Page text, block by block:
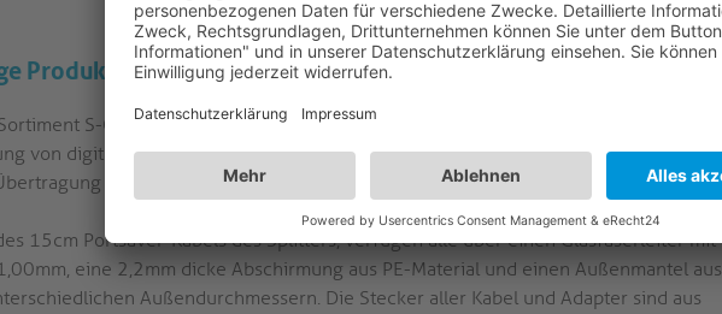
Produkte für den Consumer-Markt
S-OC100 bis S-OC120 (Kabel) und S-OCA001 (Splitter) umfasst Kabel und
von digitalen, optischen Audiosignalen über Lichtwellenleiter. Die Kabel und
von digitalen, optischen Toslink S/PDIF-Audiosignalen.
15cm Portsaver-Kabels des Splitters, verfügen alle über einen Glasfaserleiter mit
eine 2,2mm dicke Abschirmung aus PE-Material und einen Außenmantel aus
Außendurchmessern. Die Stecker aller Kabel und Adapter sind aus